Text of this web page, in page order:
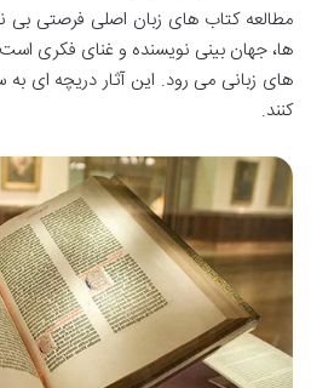
مطالعه کتاب های زبان اصلی فرصتی بی
ها، جهان بینی نویسنده و غنای فکری
های زبانی می رود. این آثار دریچه ای
کنند.